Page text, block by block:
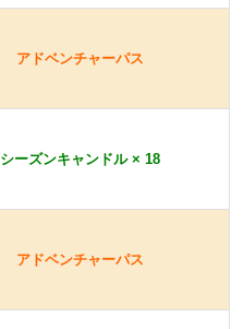
アドベンチャーパス
シーズンキャンドル × 18
アドベンチャーパス